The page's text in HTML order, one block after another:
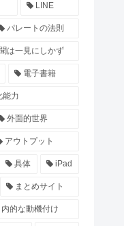
LINE
パレートの法則
は一見にしかず
電子書籍
能力
外面的世界
アウトプット
具体 iPad
まとめサイト
内的な動機付け